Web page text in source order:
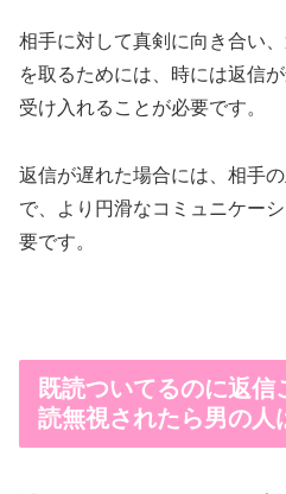
相手に対して真剣に向き合い
を取るためには、時には返信
受け入れることが必要です。
返信が遅れた場合には、相手
で、より円滑なコミュニケー
要です。
既読ついてるのに返
読無視されたら男の人